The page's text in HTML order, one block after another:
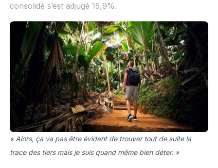
consolidé s’est adjugé 15,9%.
« Alors, ça va pas être évident de trouver tout de suite la
trace des tiers mais je suis quand même bien déter. »